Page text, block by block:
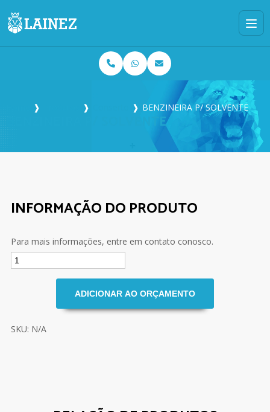
❱ ❱ ❱ BENZINEIRA P/ SOLVENTE
BENZINEIRA P/ SOLVENTE
INFORMAÇÃO DO PRODUTO
Para mais informações, entre em contato conosco.
SKU: N/A